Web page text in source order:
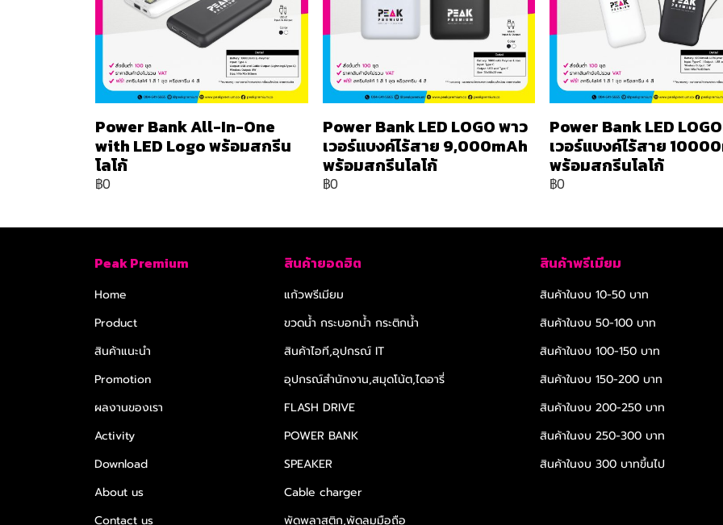
Power Bank All-In-One
with LED Logo พร้อมสกรีน
โลโก้
฿0
Power Bank LED LOGO พาว
เวอร์แบงค์ไร้สาย 9,000mAh
พร้อมสกรีนโลโก้
฿0
Power Bank LED
เวอร์แบงค์ไร้สาย
พร้อมสกรีนโลโก้
฿0
Peak Premium
Home
Product
สินค้าแนะนำ
Promotion
ผลงานของเรา
Activity
Download
About us
Contact us
สินค้ายอดฮิต
แก้วพรีเมียม
ขวดน้ำ กระบอกน้ำ กระติกน้ำ
สินค้าไอที,อุปกรณ์ IT
อุปกรณ์สำนักงาน,สมุดโน้ต,ไดอารี่
FLASH DRIVE
POWER BANK
SPEAKER
Cable charger
พัดพลาสติก,พัดลมมือถือ
สินค้าพรีเมียม
สินค้าในงบ 10-50 บาท
สินค้าในงบ 50-100 บาท
สินค้าในงบ 100-150 บาท
สินค้าในงบ 150-200 บาท
สินค้าในงบ 200-250 บาท
สินค้าในงบ 250-300 บาท
สินค้าในงบ 300 บาทขึ้นไป